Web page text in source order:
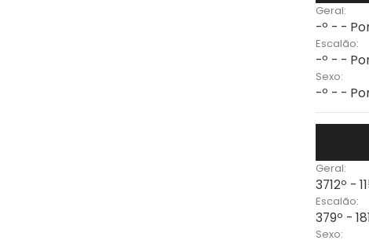
Geral:
-º - -
Escalão:
-º - -
Sexo:
-º - -
Geral:
3712º -
Escalão:
379º -
Sexo: